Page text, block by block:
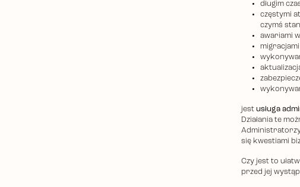
długim
częstymi
czymś
awariami
jest usługa
Działania te
się kwestiami
Czy jest to
przed jej